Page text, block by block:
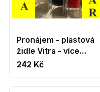
Pronájem - plastová
židle Vitra - více
barev
242 Kč